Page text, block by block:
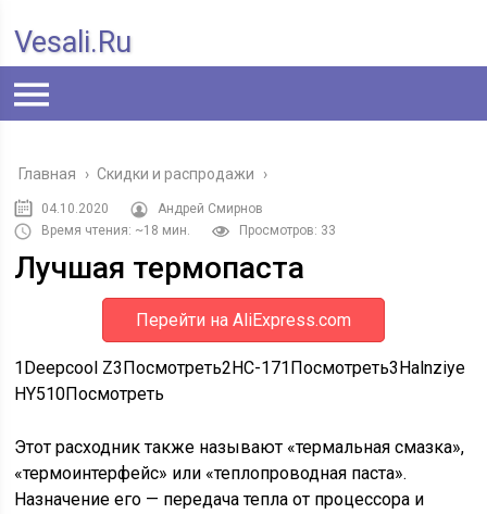
Vesali.ru
Главная › Скидки и распродажи ›
04.10.2020
Андрей Смирнов
Время чтения: ~18 мин.
Просмотров: 33
Лучшая термопаста
Перейти на AliExpress.com
1Deepcool Z3Посмотреть2HC-171Посмотреть3Halnziye
HY510Посмотреть
Этот расходник также называют «термальная смазка»,
«термоинтерфейс» или «теплопроводная паста».
Назначение его — передача тепла от процессора и